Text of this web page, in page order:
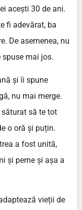
acești 30 de ani.
fi adevărat, ba
De asemenea, nu
spuse mai jos.
și îi spune
nu mai merge.
să te tot
o oră și puțin.
a fost unită,
și perne și așa a
vieții de